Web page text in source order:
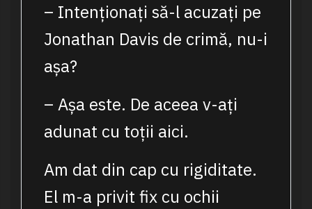
– Intenționați să-l acuzați pe
Jonathan Davis de crimă, nu-i
așa?
– Așa este. De aceea v-ați
adunat cu toții aici.
Am dat din cap cu rigiditate.
El m-a privit fix cu ochii